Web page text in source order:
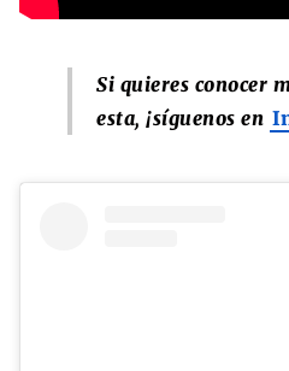
Si quieres conocer
esta, ¡síguenos en